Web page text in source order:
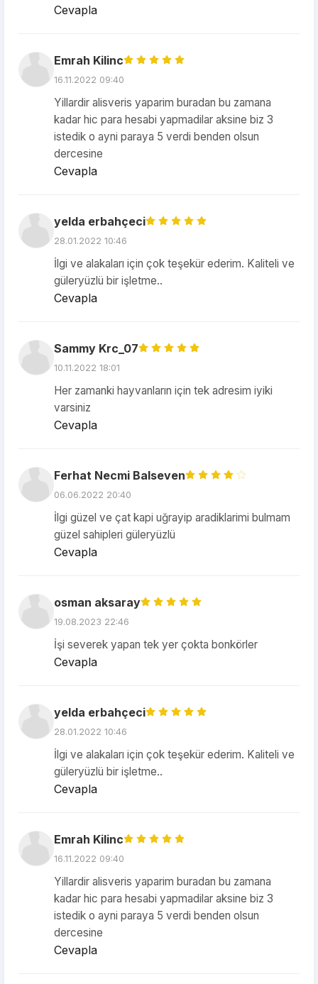
Cevapla
Emrah Kilinc
16.11.2022 09:40
Yillardir alisveris yaparim buradan bu zamana
kadar hic para hesabi yapmadilar aksine biz 3
istedik o ayni paraya 5 verdi benden olsun
dercesine
Cevapla
yelda erbahçeci
28.01.2022 10:46
İlgi ve alakaları için çok teşekür ederim. Kaliteli ve
güleryüzlü bir işletme..
Cevapla
Sammy Krc_07
10.11.2022 18:01
Her zamanki hayvanların için tek adresim iyiki
varsiniz
Cevapla
Ferhat Necmi Balseven
06.06.2022 20:40
İlgi güzel ve çat kapi uğrayip aradiklarimi bulmam
güzel sahipleri güleryüzlü
Cevapla
osman aksaray
19.08.2023 22:46
İşi severek yapan tek yer çokta bonkörler
Cevapla
yelda erbahçeci
28.01.2022 10:46
İlgi ve alakaları için çok teşekür ederim. Kaliteli ve
güleryüzlü bir işletme..
Cevapla
Emrah Kilinc
16.11.2022 09:40
Yillardir alisveris yaparim buradan bu zamana
kadar hic para hesabi yapmadilar aksine biz 3
istedik o ayni paraya 5 verdi benden olsun
dercesine
Cevapla